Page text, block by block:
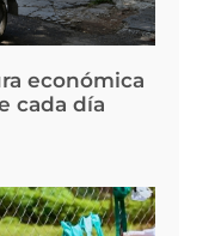
económica
cada día